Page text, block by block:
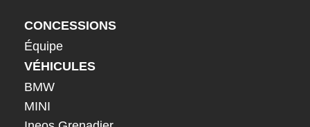
CONCESSIONS
Équipe
VÉHICULES
BMW
MINI